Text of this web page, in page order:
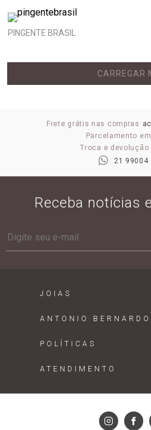
PINGENTE BRASIL
CARREGAR
Frete grátis nas compras
Parcelamento
Troca e devolução
21 99004
Receba notícias
JOIAS
ANTONIO BERNARDO
POLÍTICAS
ATENDIMENTO